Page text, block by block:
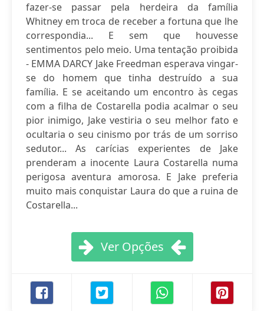
fazer-se passar pela herdeira da família
Whitney em troca de receber a fortuna que lhe
correspondia... E sem que houvesse
sentimentos pelo meio. Uma tentação proibida
- EMMA DARCY Jake Freedman esperava vingar-
se do homem que tinha destruído a sua
família. E se aceitando um encontro às cegas
com a filha de Costarella podia acalmar o seu
pior inimigo, Jake vestiria o seu melhor fato e
ocultaria o seu cinismo por trás de um sorriso
sedutor... As carícias experientes de Jake
prenderam a inocente Laura Costarella numa
perigosa aventura amorosa. E Jake preferia
muito mais conquistar Laura do que a ruina de
Costarella...
Ver Opções